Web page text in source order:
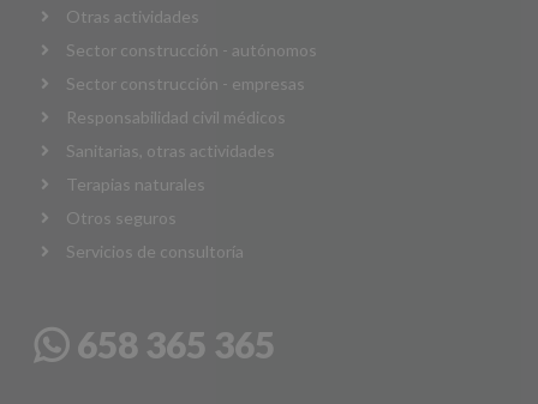
Otras actividades
Sector construcción - autónomos
Sector construcción - empresas
Responsabilidad civil médicos
Sanitarias, otras actividades
Terapias naturales
Otros seguros
Servicios de consultoría
658 365 365